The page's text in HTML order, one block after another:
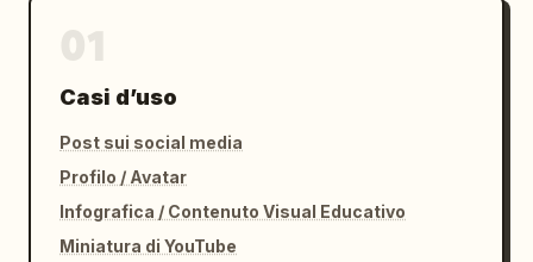
Casi d’uso
Post sui social media
Profilo / Avatar
Infografica / Contenuto Visual Educativo
Miniatura di YouTube